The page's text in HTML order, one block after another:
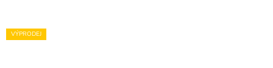
VÝPRODEJ